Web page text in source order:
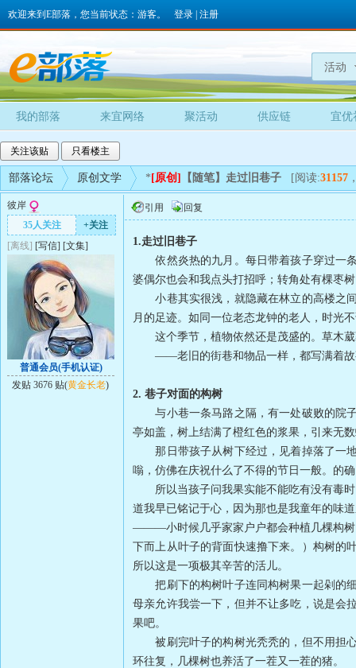
欢迎来到E部落，您当前状态：游客。 登录 注册
活动
我的部落 来宜网络 聚活动 供应链 宜优
关注该贴 只看楼主
部落论坛 原创文学 * [原创] 【随笔】走过旧巷子 [阅读:31157
彼岸
35人关注
+关注
[离线] [写信] [文集]
普通会员(手机认证)
发贴 3676 贴(黄金长老)
引用 回复
1.走过旧巷子
依然炎热的九月。每日带着孩子穿过一条
婆偶尔也会和我点头打招呼；转角处有棵枣
小巷其实很浅，就隐藏在林立的高楼之间
月的足迹。如同一位老态龙钟的老人，时光
这个季节，植物依然还是茂盛的。草木葳
——老旧的街巷和物品一样，都写满着故
2. 巷子对面的构树
与小巷一条马路之隔，有一处破败的院子
亭如盖，树上结满了橙红色的浆果，引来无
那日带孩子从树下经过，见着掉落了一地
嗡，仿佛在庆祝什么了不得的节日一般。的
所以当孩子问我果实能不能吃有没有毒时
道我早已铭记于心，因为那也是我童年的味
———小时候几乎家家户户都会种植几棵构树
下而上从叶子的背面快速撸下来。）构树的
所以这是一项极其辛苦的活儿。
把刷下的构树叶子连同构树果一起剁的细
母亲允许我尝一下，但并不让多吃，说是会
果吧。
被刷完叶子的构树光秃秃的，但不用担心
环往复，几棵树也养活了一茬又一茬的猪。